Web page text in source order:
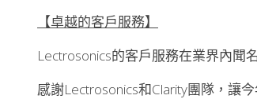
【卓越的客戶服務】
Lectrosonics的客戶服務在業界內聞
感謝Lectrosonics和Clarity團隊，讓